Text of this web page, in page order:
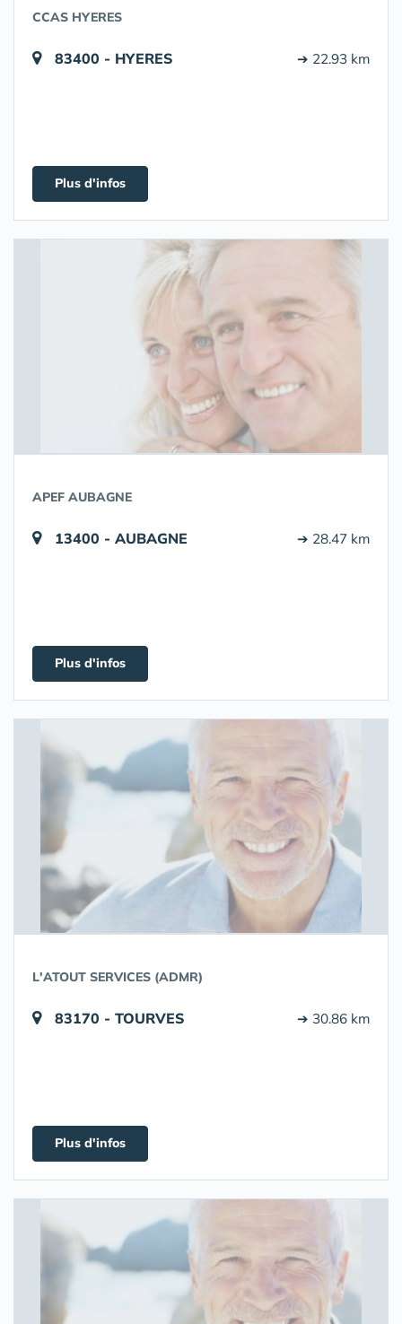
CCAS HYERES
83400 - HYERES ➔ 22.93 km
Plus d'infos
APEF AUBAGNE
13400 - AUBAGNE ➔ 28.47 km
Plus d'infos
L'ATOUT SERVICES (ADMR)
83170 - TOURVES ➔ 30.86 km
Plus d'infos